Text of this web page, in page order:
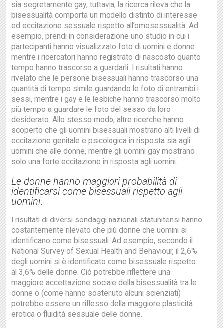
sia segretamente gay; tuttavia, la ricerca rileva che la
bisessualità comporta un modello distinto di interesse
ed eccitazione sessuale rispetto all’omosessualità. Ad
esempio, prendi in considerazione uno studio in cui i
partecipanti hanno visualizzato foto di uomini e donne
mentre i ricercatori hanno registrato di nascosto quanto
tempo hanno trascorso a guardarli. I risultati hanno
rivelato che le persone bisessuali hanno trascorso una
quantità di tempo simile guardando le foto di entrambi i
sessi, mentre i gay e le lesbiche hanno trascorso molto
più tempo a guardare le foto del sesso da loro
desiderato. Allo stesso modo, altre ricerche hanno
scoperto che gli uomini bisessuali mostrano alti livelli di
eccitazione genitale e psicologica in risposta sia agli
uomini che alle donne, mentre gli uomini gay mostrano
solo una forte eccitazione in risposta agli uomini.
Le donne hanno maggiori probabilità di
identificarsi come bisessuali rispetto agli
uomini.
I risultati di diversi sondaggi nazionali statunitensi hanno
costantemente rilevato che più donne che uomini si
identificano come bisessuali. Ad esempio, secondo il
National Survey of Sexual Health and Behaviour, il 2,6%
degli uomini si è identificato come bisessuale rispetto
al 3,6% delle donne. Ciò potrebbe riflettere una
maggiore accettazione sociale della bisessualità tra le
donne o (come hanno sostenuto alcuni scienziati)
potrebbe essere un riflesso della maggiore plasticità
erotica o fluidità sessuale delle donne.